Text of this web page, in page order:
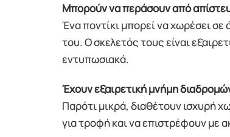
Μπορούν να περάσουν από
Ένα ποντίκι μπορεί να χωρέσει σε
του. Ο σκελετός τους είναι
εντυπωσιακά.
Έχουν εξαιρετική μνήμη
Παρότι μικρά, διαθέτουν ισχυρή
για τροφή και να επιστρέφουν με